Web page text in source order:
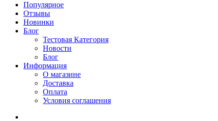
Популярное
Отзывы
Новинки
Блог
Тестовая Категория
Новости
Блог
Информация
О магазине
Доставка
Оплата
Условия соглашения